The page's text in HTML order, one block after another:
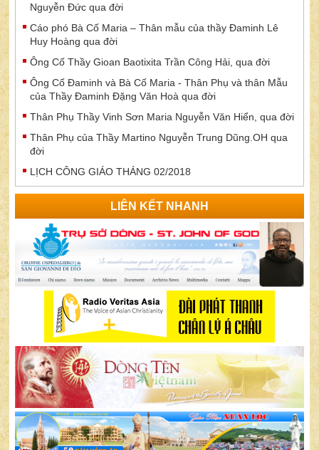
Nguyễn Đức qua đời
Cáo phó Bà Cố Maria – Thân mẫu của thầy Đaminh Lê
Huy Hoàng qua đời
Ông Cố Thầy Gioan Baotixita Trần Công Hải, qua đời
Ông Cố Đaminh và Bà Cố Maria - Thân Phụ và thân Mẫu
của Thầy Đaminh Đặng Văn Hoà qua đời
Thân Phụ Thầy Vinh Sơn Maria Nguyễn Văn Hiển, qua đời
Thân Phụ của Thầy Martino Nguyễn Trung Dũng.OH qua
đời
LỊCH CÔNG GIÁO THÁNG 02/2018
LIÊN KẾT NHANH